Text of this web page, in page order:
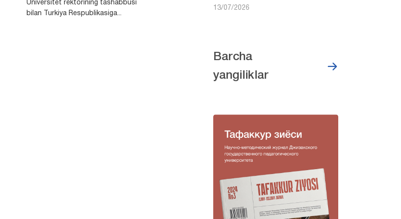
Universitet rektorining tashabbusi
bilan Turkiya Respublikasiga...
13/07/2026
Barcha
yangiliklar